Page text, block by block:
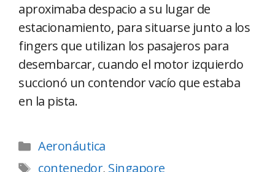
aproximaba despacio a su lugar de
estacionamiento, para situarse junto a los
fingers que utilizan los pasajeros para
desembarcar, cuando el motor izquierdo
succionó un contendor vacío que estaba
en la pista.
Aeronáutica
contenedor, Singapore